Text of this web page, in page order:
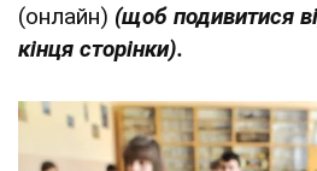
(онлайн) (щоб подивитися
кінця сторінки).